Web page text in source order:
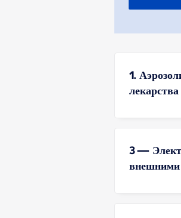
1.
лекарства
3 —
внешними